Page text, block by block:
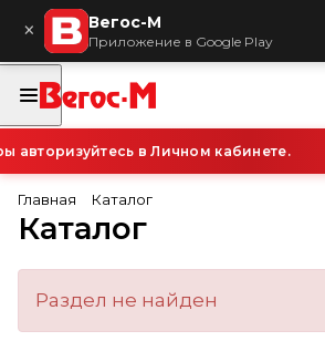
× Вегос-М
Приложение в Google Play
в Личном кабинете.
Главная Каталог
Каталог
Раздел не найден